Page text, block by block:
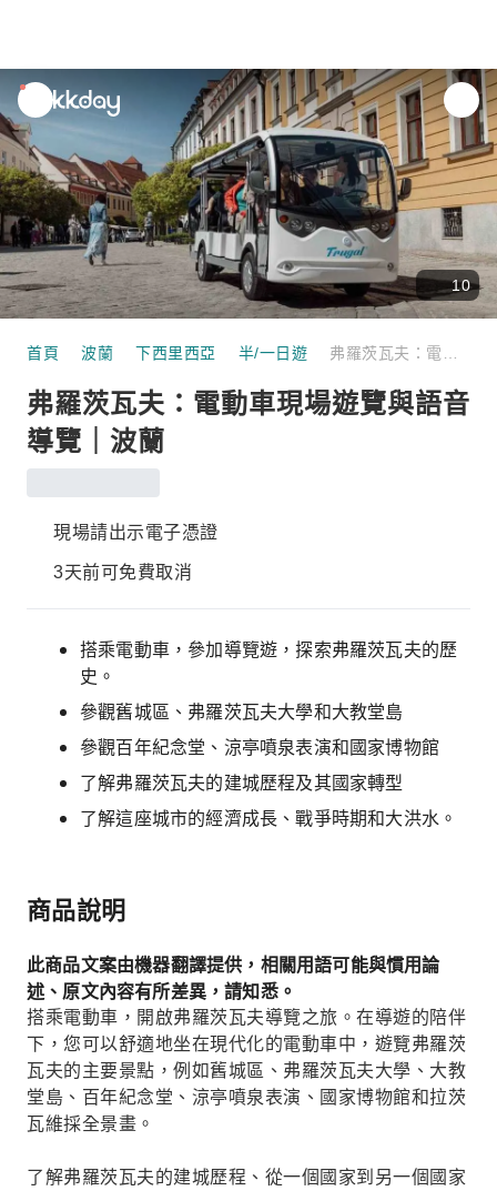
unread
notifications
10
首頁 波蘭 下西里西亞 半/一日遊
弗羅茨瓦夫：電動車現場遊覽與語音
導覽｜波蘭
現場請出示電子憑證
3天前可免費取消
搭乘電動車，參加導覽遊，探索弗羅茨瓦夫的歷
史。
參觀舊城區、弗羅茨瓦夫大學和大教堂島
參觀百年紀念堂、涼亭噴泉表演和國家博物館
了解弗羅茨瓦夫的建城歷程及其國家轉型
了解這座城市的經濟成長、戰爭時期和大洪水。
商品說明
此商品文案由機器翻譯提供，相關用語可能與慣用論
述、原文內容有所差異，請知悉。
搭乘電動車，開啟弗羅茨瓦夫導覽之旅。在導遊的陪伴
下，您可以舒適地坐在現代化的電動車中，遊覽弗羅茨
瓦夫的主要景點，例如舊城區、弗羅茨瓦夫大學、大教
堂島、百年紀念堂、涼亭噴泉表演、國家博物館和拉茨
瓦維採全景畫。
了解弗羅茨瓦夫的建城歷程、從一個國家到另一個國家